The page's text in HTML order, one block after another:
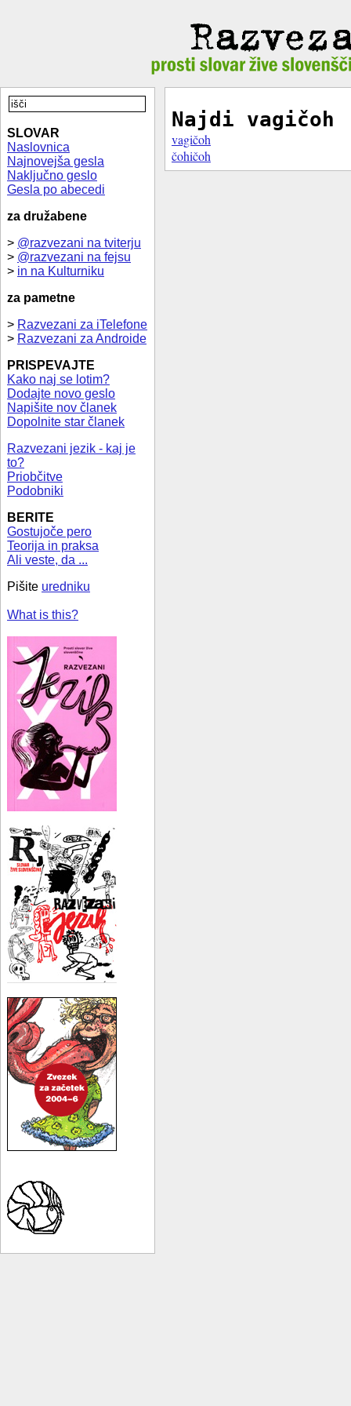
SLOVAR
Naslovnica
Najnovejša gesla
Naključno geslo
Gesla po abecedi
za družabene
> @razvezani na tviterju
> @razvezani na fejsu
> in na Kulturniku
za pametne
> Razvezani za iTelefone
> Razvezani za Androide
PRISPEVAJTE
Kako naj se lotim?
Dodajte novo geslo
Napišite nov članek
Dopolnite star članek
Razvezani jezik - kaj je
to?
Priobčitve
Podobniki
BERITE
Gostujoče pero
Teorija in praksa
Ali veste, da ...
Pišite uredniku
What is this?
Najdi vagičoh
vagičoh
čohičoh